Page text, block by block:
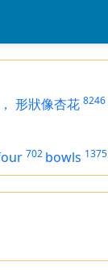
， 形狀像杏花 8246
702 bowls 1375